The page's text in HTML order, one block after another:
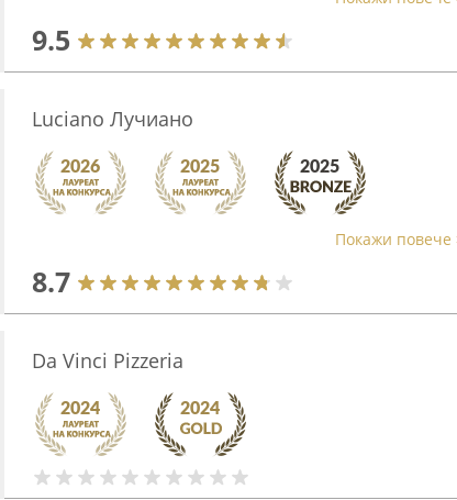
9.5
Luciano Лучиано
Покажи повече
8.7
Da Vinci Pizzeria